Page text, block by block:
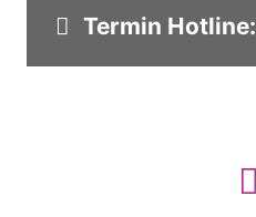
Termin Hotline: